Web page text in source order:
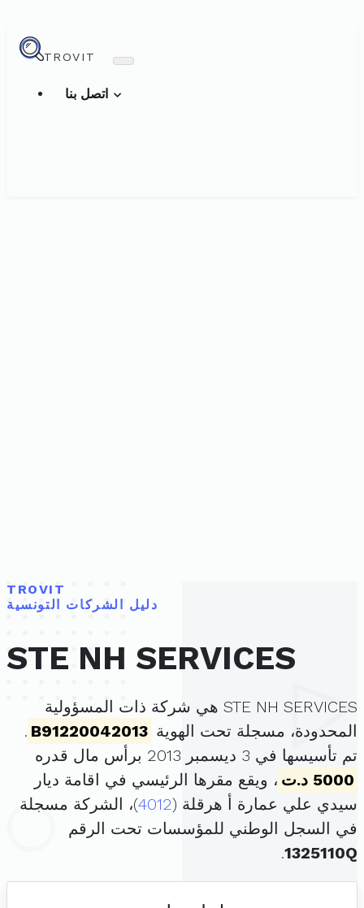
TROVIT
TROVIT
دليل الشركات التونسية
STE NH SERVICES
STE NH SERVICES هي شركة ذات المسؤولية
المحدودة، مسجلة تحت الهوية B91220042013
.
تم تأسيسها في 3 ديسمبر 2013 برأس مال قدره
5000 د.ت
، ويقع مقرها الرئيسي في اقامة ديار
سيدي علي عمارة أ هرقلة (4012)، الشركة مسجلة
في السجل الوطني للمؤسسات تحت الرقم
1325110Q
.